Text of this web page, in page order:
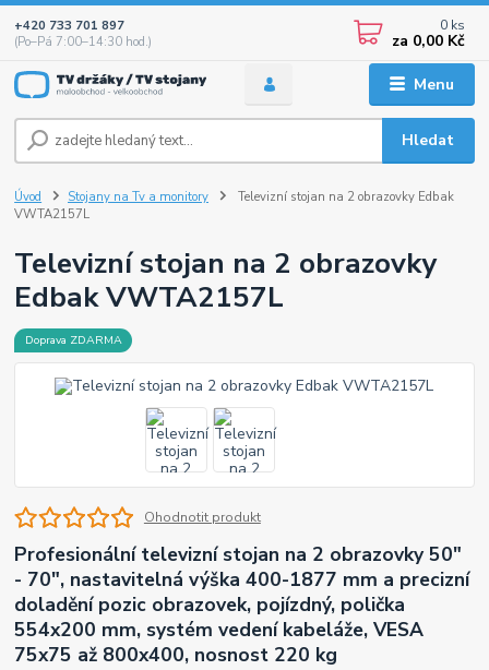
Menu
Hledat
+420 733 701 897
(Po–Pá 7:00–14:30 hod.)
0 ks
za 0,00 Kč
Úvod Stojany na Tv a monitory
Televizní stojan na 2 obrazovky Edbak
VWTA2157L
Televizní stojan na 2 obrazovky
Edbak VWTA2157L
Doprava ZDARMA
Ohodnotit produkt
Profesionální televizní stojan na 2 obrazovky 50"
- 70", nastavitelná výška 400-1877 mm a precizní
doladění pozic obrazovek, pojízdný, polička
554x200 mm, systém vedení kabeláže, VESA
75x75 až 800x400, nosnost 220 kg